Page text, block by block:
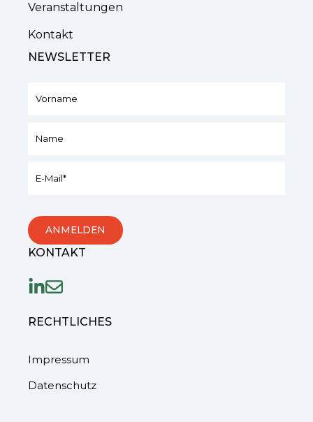
Veranstaltungen
Kontakt
NEWSLETTER
KONTAKT
RECHTLICHES
Impressum
Datenschutz